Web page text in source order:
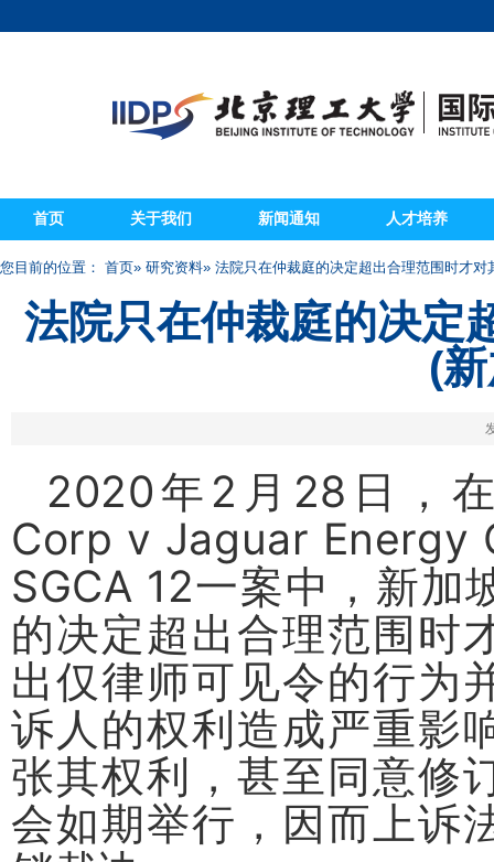
首页 关于我们 新闻通知 人才培养
您目前的位置： 首页» 研究资料» 法院只在仲裁庭的决定超出合理范围时才对
法院只在仲裁庭的决定
(
2020年 2 月 28 日，
Corp v Jaguar Energy
SGCA 12一案中，新加
的决定超出合理范围时
出仅律师可见令的行为
诉人的权利造成严重影
张其权利，甚至同意修
会如期举行，因而上诉